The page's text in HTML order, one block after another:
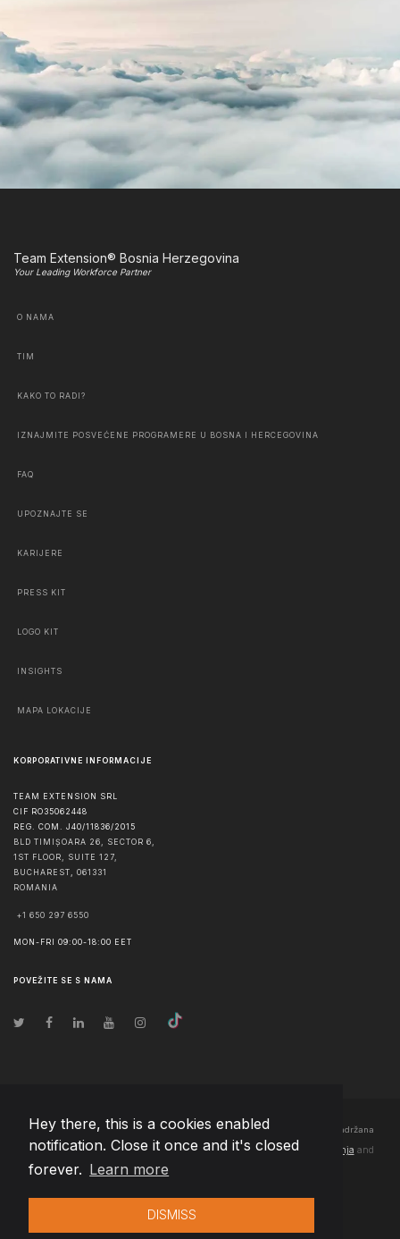
Hey there, this is a cookies enabled
notification. Close it once and it's closed
forever. Learn more
DISMISS
Team Extension® Bosnia Herzegovina
Your Leading Workforce Partner
O NAMA
TIM
KAKO TO RADI?
IZNAJMITE POSVEĆENE PROGRAMERE U BOSNA I HERCEGOVINA
FAQ
UPOZNAJTE SE
KARIJERE
PRESS KIT
LOGO KIT
INSIGHTS
MAPA LOKACIJE
KORPORATIVNE INFORMACIJE
TEAM EXTENSION SRL
CIF RO35062448
REG. COM. J40/11836/2015
BLD TIMIȘOARA 26, SECTOR 6,
1ST FLOOR, SUITE 127,
BUCHAREST
061331
ROMANIA
+1 650 297 6550
MON-FRI 09:00-18:00 EET
POVEŽITE SE S NAMA
© Autorska prava 2026 Team Extension Bosnia Herzegovina - Sva prava zadržana
Changelog● Korišćenjem ove stranice slažete se sa našimPravila korištenja and
Politika privatnosti